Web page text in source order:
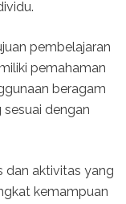
pembelajaran
pemahaman
beragam
dengan
dan aktivitas yang
kemampuan